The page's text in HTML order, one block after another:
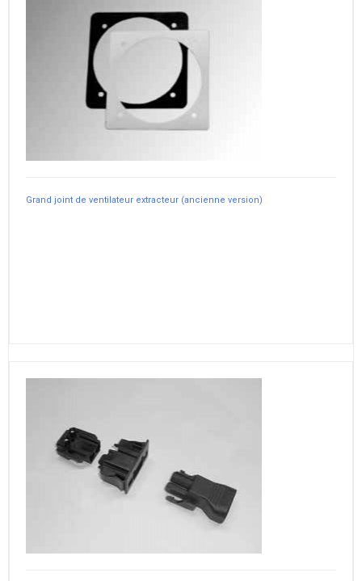
Grand joint de ventilateur extracteur (ancienne version)